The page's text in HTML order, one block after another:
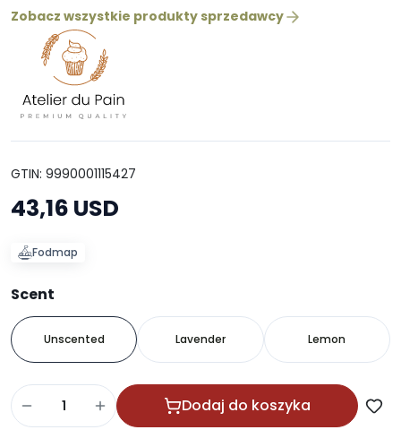
Zobacz wszystkie produkty sprzedawcy
GTIN: 9990001115427
43,16 USD
Fodmap
Scent
Unscented Lavender Lemon
Dodaj do koszyka